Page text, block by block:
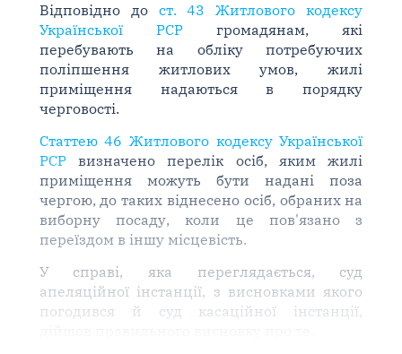
Відповідно до ст. 43 Житлового кодексу
Української РСРгромадянам, які
перебувають на обліку потребуючих
поліпшення житлових умов, жилі
приміщення надаються в порядку
черговості.
Статтею 46 Житлового кодексу Української
РСРвизначено перелік осіб, яким жилі
приміщення можуть бути надані поза
чергою, до таких віднесено осіб, обраних на
виборну посаду, коли це пов'язано з
переїздом в іншу місцевість.
У справі, яка переглядається, суд
апеляційної інстанції, з висновками якого
погодився й суд касаційної інстанції,